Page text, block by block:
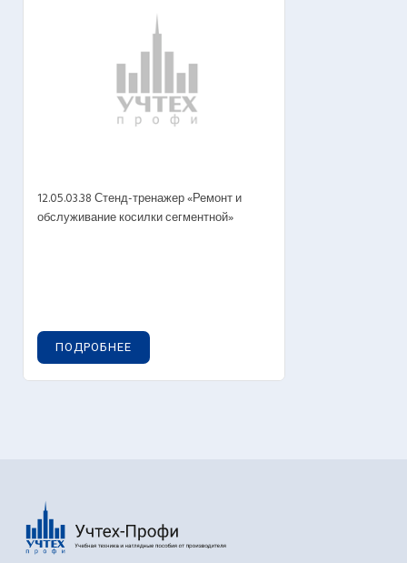
12.05.03.38 Стенд-тренажер «Ремонт и
обслуживание косилки сегментной»
ПОДРОБНЕЕ